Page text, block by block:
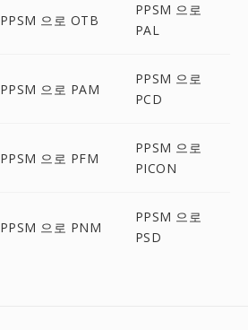
PPSM 으로 OTB
PPSM 으로
PAL
PPSM 으로 PAM
PPSM 으로
PCD
PPSM 으로 PFM
PPSM 으로
PICON
PPSM 으로 PNM
PPSM 으로
PSD